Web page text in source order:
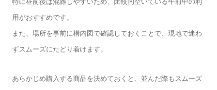
用がおすすめです。
また、場所を事前に構内図で確認しておくことで、現地で迷わ
ずスムーズにたどり着けます。
あらかじめ購入する商品を決めておくと、並んだ際もスムーズ